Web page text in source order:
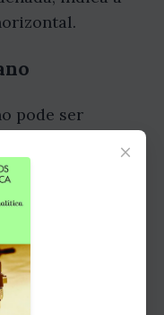
pode ser
linear. A
y = mx + b,
da reta e b é o
enquanto o
ponto em que a
×